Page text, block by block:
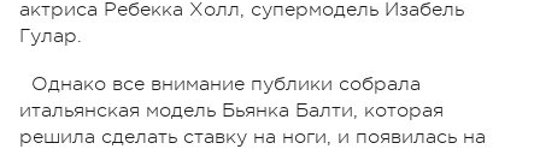
актриса Ребекка Холл, супермодель Изабель
Гулар.
Однако все внимание публики собрала
итальянская модель Бьянка Балти, которая
решила сделать ставку на ноги, и появилась на